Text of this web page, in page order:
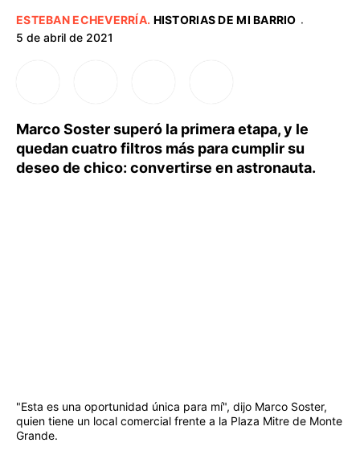
ELECCIONES 2023
ESTEBAN ECHEVERRÍA. HISTORIAS DE MI BARRIO ·
5 de abril de 2021
Marco Soster superó la primera etapa, y le
quedan cuatro filtros más para cumplir su
deseo de chico: convertirse en astronauta.
"Esta es una oportunidad única para mí", dijo Marco Soster,
quien tiene un local comercial frente a la Plaza Mitre de Monte
Grande.